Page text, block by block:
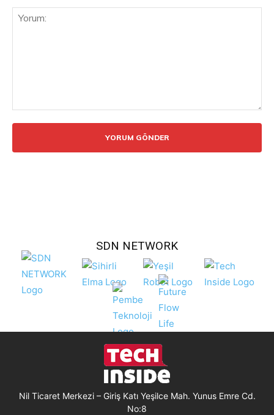
SDN NETWORK
Nil Ticaret Merkezi – Giriş Katı Yeşilce Mah. Yunus Emre Cd.
No:8